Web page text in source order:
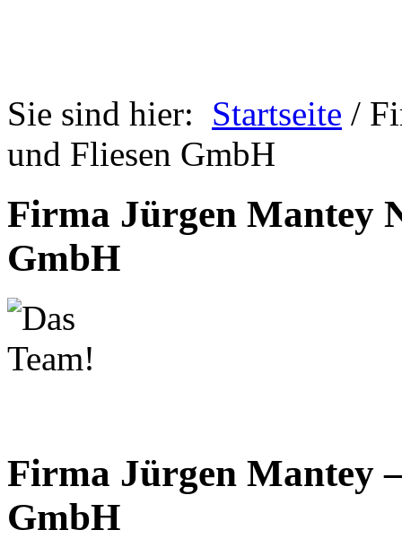
Sie sind hier: Startseite /
und Fliesen GmbH
Firma Jürgen Mantey
GmbH
Firma Jürgen Mantey
GmbH